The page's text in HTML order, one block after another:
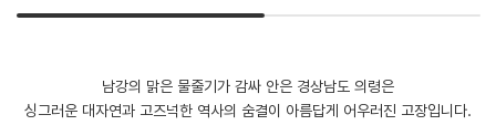
남강의 맑은 물줄기가 감싸 안은 경상남도 의령은
싱그러운 대자연과 고즈넉한 역사의 숨결이 아름답게 어우러진 고장입니다.